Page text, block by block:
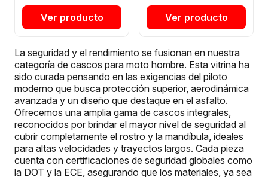
Ver producto
Ver producto
La seguridad y el rendimiento se fusionan en nuestra
categoría de cascos para moto hombre. Esta vitrina ha
sido curada pensando en las exigencias del piloto
moderno que busca protección superior, aerodinámica
avanzada y un diseño que destaque en el asfalto.
Ofrecemos una amplia gama de cascos integrales,
reconocidos por brindar el mayor nivel de seguridad al
cubrir completamente el rostro y la mandíbula, ideales
para altas velocidades y trayectos largos. Cada pieza
cuenta con certificaciones de seguridad globales como
la DOT y la ECE, asegurando que los materiales, ya sea